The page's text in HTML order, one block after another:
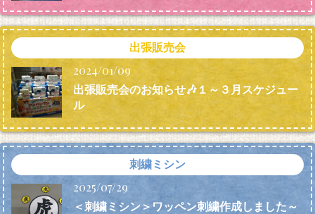
出張販売会
2024/01/09
出張販売会のお知らせ🎶１～３月スケジュー
ル
刺繍ミシン
2025/07/29
＜刺繍ミシン＞ワッペン刺繍作成しました～